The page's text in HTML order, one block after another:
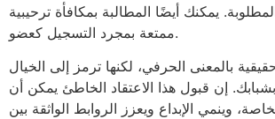
يمكنك أيضًا المطالبة بمكافأة ترحيبية
ممتعة بمجرد التسجيل كعضو.
بالمعنى الحرفي، لكنها ترمز إلى الخيال
إن قبول هذا الاعتقاد الخاطئ يمكن أن
وينمي الإبداع ويعزز الروابط الواثقة بين